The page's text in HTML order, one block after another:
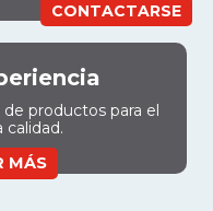
CONTACTARSE
productos para el
calidad.
MÁS